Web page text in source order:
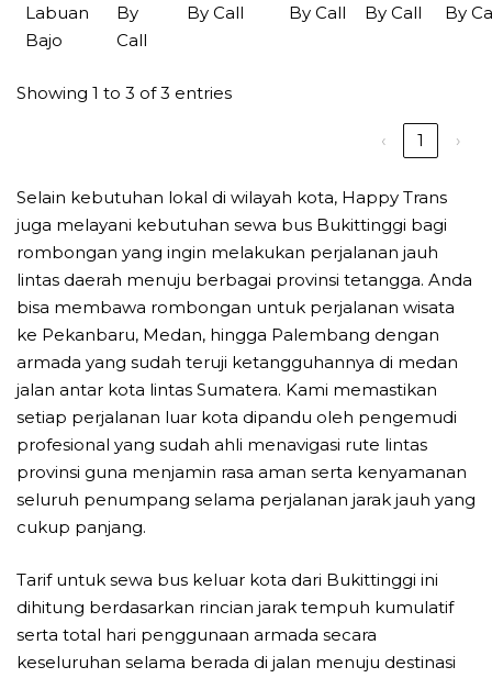
Labuan
Bajo
By
Call
By Call By Call By Call By
Showing 1 to 3 of 3 entries
‹ 1 ›
Selain kebutuhan lokal di wilayah kota, Happy Trans
juga melayani kebutuhan sewa bus Bukittinggi bagi
rombongan yang ingin melakukan perjalanan jauh
lintas daerah menuju berbagai provinsi tetangga. Anda
bisa membawa rombongan untuk perjalanan wisata
ke Pekanbaru, Medan, hingga Palembang dengan
armada yang sudah teruji ketangguhannya di medan
jalan antar kota lintas Sumatera. Kami memastikan
setiap perjalanan luar kota dipandu oleh pengemudi
profesional yang sudah ahli menavigasi rute lintas
provinsi guna menjamin rasa aman serta kenyamanan
seluruh penumpang selama perjalanan jarak jauh yang
cukup panjang.
Tarif untuk sewa bus keluar kota dari Bukittinggi ini
dihitung berdasarkan rincian jarak tempuh kumulatif
serta total hari penggunaan armada secara
keseluruhan selama berada di jalan menuju destinasi